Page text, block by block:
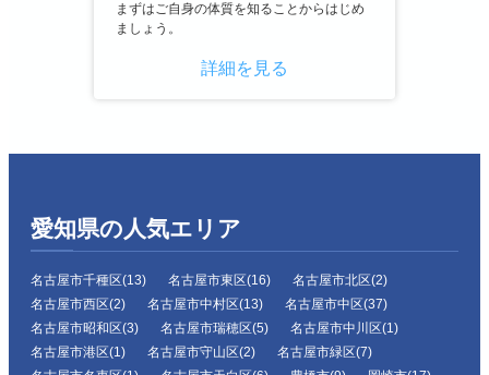
まずはご自身の体質を知ることからはじめ
ましょう。
詳細を見る
愛知県の人気エリア
名古屋市千種区(13) 名古屋市東区(16)
名古屋市北区(2)
名古屋市西区(2)
名古屋市中村区(13)
名古屋市中区(37)
名古屋市昭和区(3)
名古屋市瑞穂区(5)
名古屋市中川区(1)
名古屋市港区(1)
名古屋市守山区(2)
名古屋市緑区(7)